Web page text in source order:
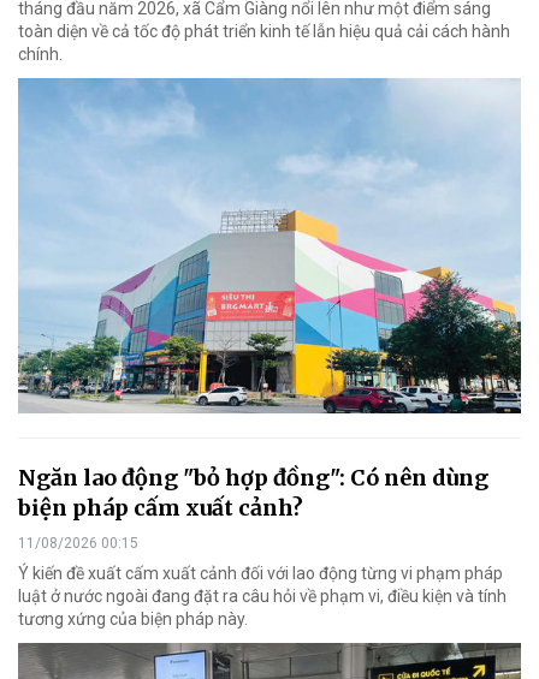
tháng đầu năm 2026, xã Cẩm Giàng nổi lên như một điểm sáng
toàn diện về cả tốc độ phát triển kinh tế lẫn hiệu quả cải cách hành
chính.
Ngăn lao động "bỏ hợp đồng": Có nên dùng
biện pháp cấm xuất cảnh?
11/08/2026 00:15
Ý kiến đề xuất cấm xuất cảnh đối với lao động từng vi phạm pháp
luật ở nước ngoài đang đặt ra câu hỏi về phạm vi, điều kiện và tính
tương xứng của biện pháp này.